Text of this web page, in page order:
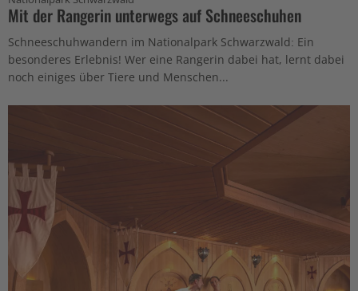
Mit der Rangerin unterwegs auf Schneeschuhen
Schneeschuhwandern im Nationalpark Schwarzwald: Ein
besonderes Erlebnis! Wer eine Rangerin dabei hat, lernt dabei
noch einiges über Tiere und Menschen...